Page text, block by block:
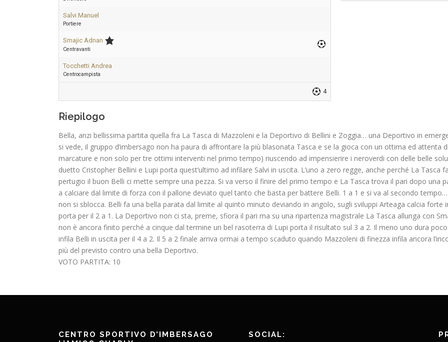
Salvi Manuel
Portiere
Smajic Adnan
Centravanti
Tocchetti Andrea
Centrocampista
4
Riepilogo
Bella, anzi bellissima partita quella fra La Tasca di Mazzoleni e la Deportivo di Bellini e Zoggia… una Deportivo in
si vede, il gruppo d’imbersago non ha paura di affrontare la più blasonata Tasca e se la gioca con un ottima ed attenta
marcature e non solo per tre ottimi interventi nel primo tempo) riuscendo ad impensierire i neroverdi con delle belle
duetto Cristopher Bellini e Lupi porta quest’ultimo ad infilare Salvi in uscita. L’uno a zero regge, anche perché La Tasca
pertugio il buon Belli ci mette sempre una pezza. Si va verso il finire del primo tempo e La Tasca trova il pari dopo una
a calciare dal limite di forza con il pallone deviato quel tanto che basta per battere Belli. 1 a 1 e si va al secondo
non si sblocca. Belli fa una bella parata dal limite al quinto minuto deviando in angolo, sugli sviluppi Arteaga calcia
porta per il 2 a 1. La Deportivo non ci sta, preme, sfiora il pari ma su una ripartenza magistrale La Tasca allunga con
non è ancora finito perché a cinque dal termine un bel rasoterra di Lupi porta il risultato sul 3 a 2. Il meno uno dura
infila Belli in uscita per il 4 a 2. Il 5 a 2 finale arriva ormai a tempo scaduto quando Mazzoleni di finezza infila ancora
più del previsto contro una bella Deportivo.
VOTO PARTITA: 10
CENTRO SPORTIVO D’IMBERSAGO
SOCIAL: